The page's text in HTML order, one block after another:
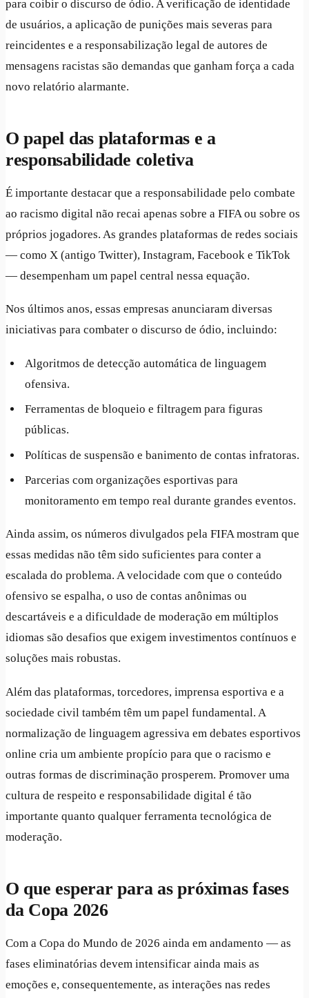
para coibir o discurso de ódio. A verificação de identidade
de usuários, a aplicação de punições mais severas para
reincidentes e a responsabilização legal de autores de
mensagens racistas são demandas que ganham força a cada
novo relatório alarmante.
O papel das plataformas e a
responsabilidade coletiva
É importante destacar que a responsabilidade pelo combate
ao racismo digital não recai apenas sobre a FIFA ou sobre os
próprios jogadores. As grandes plataformas de redes sociais
— como X (antigo Twitter), Instagram, Facebook e TikTok
— desempenham um papel central nessa equação.
Nos últimos anos, essas empresas anunciaram diversas
iniciativas para combater o discurso de ódio, incluindo:
Algoritmos de detecção automática de linguagem
ofensiva.
Ferramentas de bloqueio e filtragem para figuras
públicas.
Políticas de suspensão e banimento de contas infratoras.
Parcerias com organizações esportivas para
monitoramento em tempo real durante grandes eventos.
Ainda assim, os números divulgados pela FIFA mostram que
essas medidas não têm sido suficientes para conter a
escalada do problema. A velocidade com que o conteúdo
ofensivo se espalha, o uso de contas anônimas ou
descartáveis e a dificuldade de moderação em múltiplos
idiomas são desafios que exigem investimentos contínuos e
soluções mais robustas.
Além das plataformas, torcedores, imprensa esportiva e a
sociedade civil também têm um papel fundamental. A
normalização de linguagem agressiva em debates esportivos
online cria um ambiente propício para que o racismo e
outras formas de discriminação prosperem. Promover uma
cultura de respeito e responsabilidade digital é tão
importante quanto qualquer ferramenta tecnológica de
moderação.
O que esperar para as próximas fases
da Copa 2026
Com a Copa do Mundo de 2026 ainda em andamento — as
fases eliminatórias devem intensificar ainda mais as
emoções e, consequentemente, as interações nas redes